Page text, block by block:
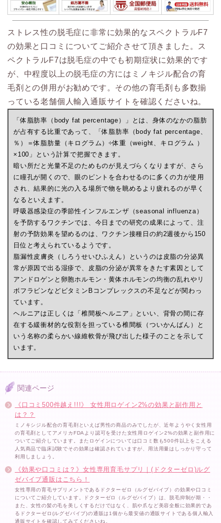
ストレス性の脱毛症に非常に効果的なスペクトラルF7
の効果と口コミについてご紹介させて頂きました。ス
ペクトラルF7は脱毛症の中でも初期症状に効果的です
が、中程度以上の脱毛症の方にはミノキジル配合の育
毛剤との併用がお勧めです。その他の育毛剤も多数揃
っている老舗個人輸入通販サイトを確認くださいね。
「体脂肪率（body fat percentage）」とは、身体のなかの脂肪
が占有する比重であって、「体脂肪率（body fat percentage、
％）＝体脂肪量（キログラム）÷体重（weight、キログラム ）
×100」という計算で把握できます。
暗い所だと光量不足のためものが見えづらくなりますが、さら
に瞳孔が開くので、眼のピントを合わせるのに多くの力が使用
され、結果的に光の入る場所で物を眺めるより疲れるのが早く
なるといえます。
呼吸器感染症の季節性インフルエンザ（seasonal influenza）
を予防するワクチンでは、今日までの研究の成果によって、注
射の予防効果を望めるのは、ワクチン接種日の約2週後から150
日位と考えられているようです。
脂漏性皮膚炎（しろうせいひふえん）というのは皮脂の分泌異
常が原因で出る湿疹で、皮脂の分泌が異常をきたす素因として
アンドロゲンと卵胞ホルモン・黄体ホルモンの均衡の乱れやリ
ボフラビンなどビタミンBコンプレックスの不足などが関わっ
ています。
ヘルニアは正しくは「椎間板ヘルニア」といい、背骨の間に存
在する緩衝材的な役割を担っている椎間板（ついかんばん）と
いう名称の柔らかい線維軟骨が飛び出した様子のことを示して
います。
関連ページ
《口コミ500件越え!!!》 女性用ロゲイン2%の効果と副作用と
は？？
ミノキシジル配合の育毛剤といえば男性の商品のみでしたが、近年ようやく女性用
の育毛剤としてアメリカFDAより認可を受けた女性用ロゲイン2%の効果と副作用に
ついてご紹介しています。またロゲインについては口コミ数も500件以上をこえる
人気商品で臨床試験でその効果は確認されていますが、用法用量はしっかり守って
利用しましょう。
《効果や口コミは？》女性専用育毛サプリ｜(ドクターゼロ)ルグ
ゼバイブ通販はこちら！
女性専用の育毛サプリメントであるドクターゼロ（ルグゼバイブ）の効果や口コミ
についてご紹介しています。ドクターゼロ（ルグゼバイブ）は、脱毛抑制が期・・
また、女性の髪の毛を美しくするだけではなく、肌や爪など美容全般に効果的であ
るドクターゼロ(ルグゼバイブ)の通販は1個から最安値の通販サイトである個人輸入
通販サイトを確認してみてくださいね。